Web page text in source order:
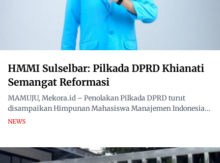
HMMI Sulselbar: Pilkada DPRD Khianati
Semangat Reformasi
MAMUJU, Mekora.id – Penolakan Pilkada DPRD turut
disampaikan Himpunan Mahasiswa Manajemen Indonesia...
NEWS